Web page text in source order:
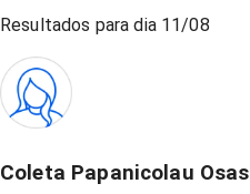
Resultados para dia 11/08
Coleta Papanicolau Osas